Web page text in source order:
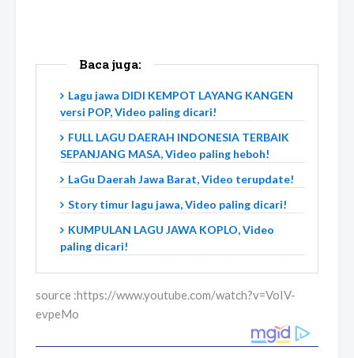
Baca juga:
Lagu jawa DIDI KEMPOT LAYANG KANGEN
versi POP, Video paling dicari!
FULL LAGU DAERAH INDONESIA TERBAIK
SEPANJANG MASA, Video paling heboh!
LaGu Daerah Jawa Barat, Video terupdate!
Story timur lagu jawa, Video paling dicari!
KUMPULAN LAGU JAWA KOPLO, Video
paling dicari!
source :https://www.youtube.com/watch?v=VoIV-
evpeMo